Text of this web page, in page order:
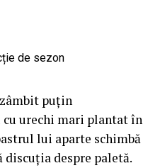
puțin
cu urechi mari plantat în
lui aparte schimbă
despre paletă.